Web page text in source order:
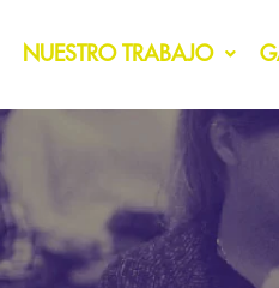
NUESTRO TRABAJO